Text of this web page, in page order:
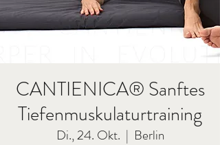
CANTIENICA® Sanftes
Tiefenmuskulaturtraining
Di., 24. Okt.
  |
Berlin